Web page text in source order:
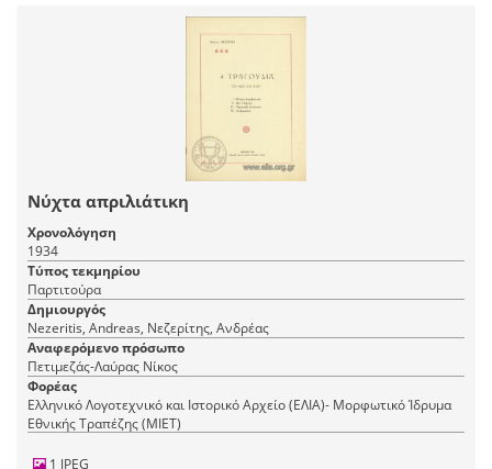
Νύχτα απριλιάτικη
Χρονολόγηση
1934
Τύπος τεκμηρίου
Παρτιτούρα
Δημιουργός
Nezeritis, Andreas, Νεζερίτης, Ανδρέας
Αναφερόμενο πρόσωπο
Πετιμεζάς-Λαύρας Νίκος
Φορέας
Ελληνικό Λογοτεχνικό και Ιστορικό Αρχείο (ΕΛΙΑ)- Μορφωτικό Ίδρυμα
Εθνικής Τραπέζης (ΜΙΕΤ)
1 JPEG